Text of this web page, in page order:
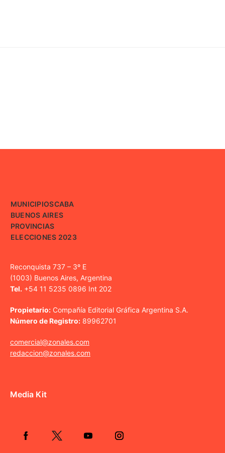
MUNICIPIOSCABA
BUENOS AIRES
PROVINCIAS
ELECCIONES 2023
Reconquista 737 – 3º E
(1003) Buenos Aires, Argentina
Tel. +54 11 5235 0896 Int 202
Propietario: Compañía Editorial Gráfica Argentina S.A.
Número de Registro: 89962701
comercial@zonales.com
redaccion@zonales.com
Media Kit